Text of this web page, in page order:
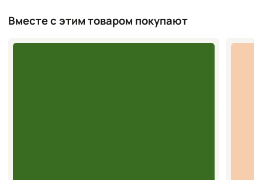
Вместе с этим товаром покупают